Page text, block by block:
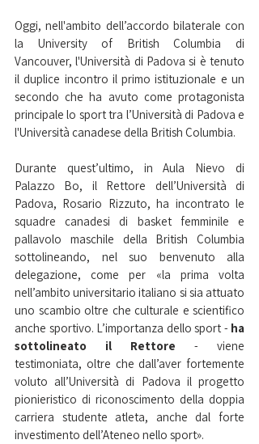
Oggi, nell'ambito dell’accordo bilaterale con
la University of British Columbia di
Vancouver, l'Università di Padova si è tenuto
il duplice incontro il primo istituzionale e un
secondo che ha avuto come protagonista
principale lo sport tra l’Università di Padova e
l'Università canadese della British Columbia.
Durante quest’ultimo, in Aula Nievo di
Palazzo Bo, il Rettore dell’Università di
Padova, Rosario Rizzuto, ha incontrato le
squadre canadesi di basket femminile e
pallavolo maschile della British Columbia
sottolineando, nel suo benvenuto alla
delegazione, come per «la prima volta
nell’ambito universitario italiano si sia attuato
uno scambio oltre che culturale e scientifico
anche sportivo. L’importanza dello sport - ha
sottolineato il Rettore - viene
testimoniata, oltre che dall’aver fortemente
voluto all’Università di Padova il progetto
pionieristico di riconoscimento della doppia
carriera studente atleta, anche dal forte
investimento dell’Ateneo nello sport».